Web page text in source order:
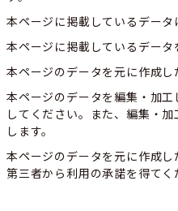
本ページに掲載しているデータ
本ページに掲載しているデータ
本ページのデータを元に作成
本ページのデータを編集・加
してください。また、編集・
します。
本ページのデータを元に作成
第三者から利用の承諾を得てく